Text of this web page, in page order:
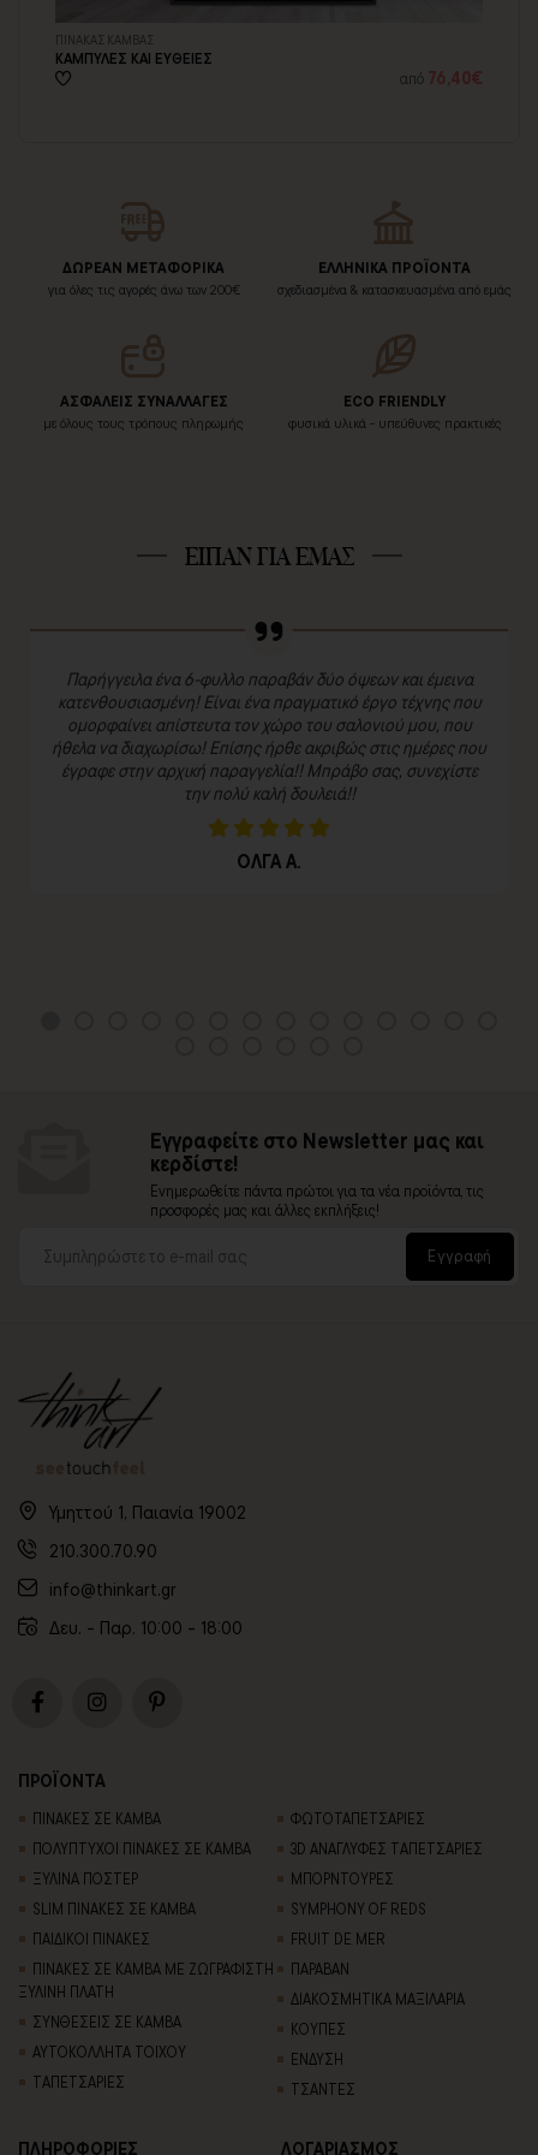
ΠΙΝΑΚΑΣ ΚΑΜΒΑΣ
ΚΑΜΠΥΛΕΣ ΚΑΙ ΕΥΘΕΙΕΣ
από 76,40€
ΔΩΡΕΑΝ ΜΕΤΑΦΟΡΙΚΑ
για όλες τις αγορές άνω των 200€
ΕΛΛΗΝΙΚΑ ΠΡΟΪΟΝΤΑ
σχεδιασμένα & κατασκευασμένα από εμάς
ΑΣΦΑΛΕΙΣ ΣΥΝΑΛΛΑΓΕΣ
με όλους τους τρόπους πληρωμής
ECO FRIENDLY
φυσικά υλικά - υπεύθυνες πρακτικές
ΕΙΠΑΝ ΓΙΑ ΕΜΑΣ
Παρήγγειλα ένα 6-φυλλο παραβάν δύο όψεων και έμεινα
κατενθουσιασμένη! Είναι ένα πραγματικό έργο τέχνης που
ομορφαίνει απίστευτα τον χώρο του σαλονιού μου, που
ήθελα να διαχωρίσω! Επίσης ήρθε ακριβώς στις ημέρες που
έγραφε στην αρχική παραγγελία!! Μπράβο σας, συνεχίστε
την πολύ καλή δουλειά!!
ΟΛΓΑ Α.
Εγγραφείτε στο Newsletter μας και
κερδίστε!
Ενημερωθείτε πάντα πρώτοι για τα νέα προϊόντα, τις
προσφορές μας και άλλες εκπλήξεις!
Εγγραφή
Υμηττού 1, Παιανία 19002
210.300.70.90
info@thinkart.gr
Δευ. - Παρ. 10:00 - 18:00
ΠΡΟΪΟΝΤΑ
ΠΙΝΑΚΕΣ ΣΕ ΚΑΜΒΑ
ΠΟΛΥΠΤΥΧΟΙ ΠΙΝΑΚΕΣ ΣΕ ΚΑΜΒΑ
ΞΥΛΙΝΑ ΠΟΣΤΕΡ
SLIM ΠΙΝΑΚΕΣ ΣΕ ΚΑΜΒΑ
ΠΑΙΔΙΚΟΙ ΠΙΝΑΚΕΣ
ΠΙΝΑΚΕΣ ΣΕ ΚΑΜΒΑ ΜΕ ΖΩΓΡΑΦΙΣΤΗ
ΞΥΛΙΝΗ ΠΛΑΤΗ
ΣΥΝΘΕΣΕΙΣ ΣΕ ΚΑΜΒΑ
ΑΥΤΟΚΟΛΛΗΤΑ ΤΟΙΧΟΥ
TΑΠΕΤΣΑΡΙΕΣ
ΦΩΤΟΤΑΠΕΤΣΑΡΙΕΣ
3D AΝΑΓΛΥΦΕΣ TΑΠΕΤΣΑΡΙΕΣ
ΜΠΟΡΝΤΟΥΡΕΣ
SYMPHONY OF REDS
FRUIT DE MER
ΠΑΡΑΒΑΝ
ΔΙΑΚΟΣΜΗΤΙΚΑ ΜΑΞΙΛΑΡΙΑ
ΚΟΥΠΕΣ
ΕΝΔΥΣΗ
ΤΣΑΝΤΕΣ
ΠΛΗΡΟΦΟΡΙΕΣ ΛΟΓΑΡΙΑΣΜΟΣ